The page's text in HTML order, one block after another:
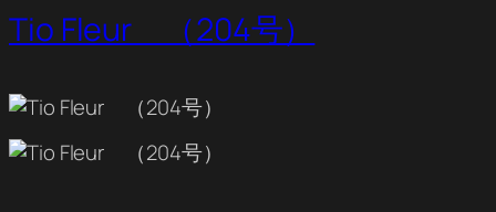
Tio Fleur （204号）